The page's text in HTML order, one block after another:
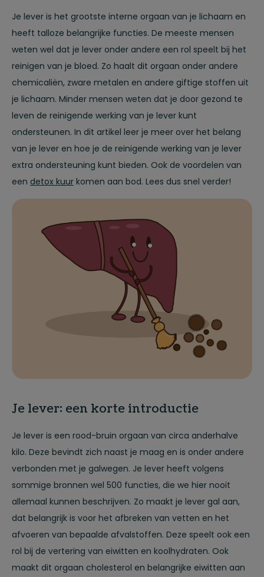
Je lever is het grootste interne orgaan van je lichaam en
heeft talloze belangrijke functies. De meeste mensen
weten wel dat je lever onder andere een rol speelt bij het
reinigen van je bloed. Zo haalt dit orgaan onder andere
chemicaliën, zware metalen en andere giftige stoffen uit
je lichaam. Minder mensen weten dat je door gezond te
leven de reinigende werking van je lever kunt
ondersteunen. In dit artikel leer je meer over het belang
van je lever en hoe je de reinigende werking van je lever
extra ondersteuning kunt bieden. Ook de voordelen van
een detox kuur komen aan bod. Lees dus snel verder!
Je lever: een korte introductie
Je lever is een rood-bruin orgaan van circa anderhalve
kilo. Deze bevindt zich naast je maag en is onder andere
verbonden met je galwegen. Je lever heeft volgens
sommige bronnen wel 500 functies, die we hier nooit
allemaal kunnen beschrijven. Zo maakt je lever gal aan,
dat belangrijk is voor het afbreken van vetten en het
afvoeren van bepaalde afvalstoffen. Deze speelt ook een
rol bij de vertering van eiwitten en koolhydraten. Ook
maakt dit orgaan cholesterol en belangrijke eiwitten aan